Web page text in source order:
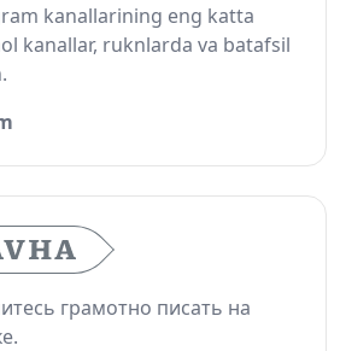
kanallarining eng katta
kanallar, ruknlarda va batafsil
грамотно писать на